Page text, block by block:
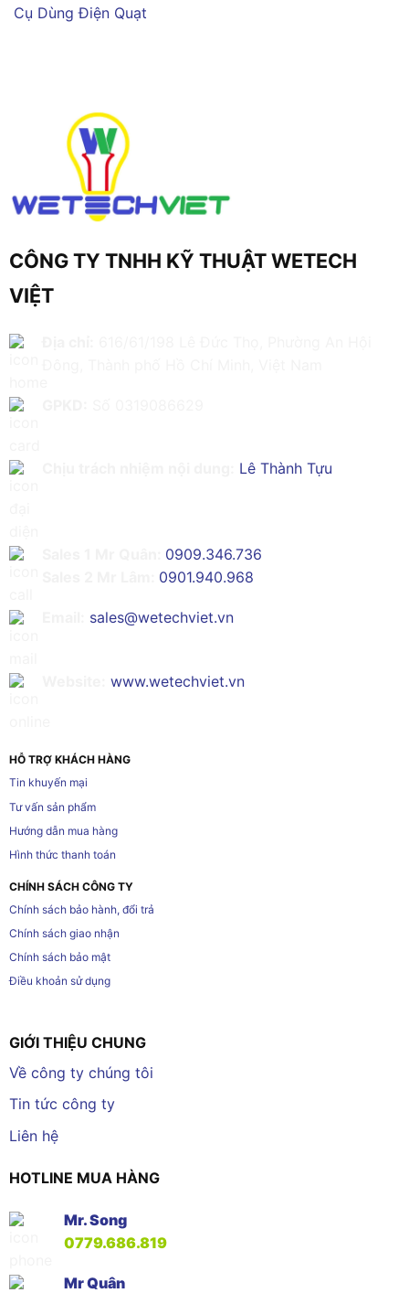
Cụ Dùng Điện Quạt
CÔNG TY TNHH KỸ THUẬT WETECH
VIỆT
Lê Thành Tựu
0909.346.736
0901.940.968
sales@wetechviet.vn
www.wetechviet.vn
HỖ TRỢ KHÁCH HÀNG
Tin khuyến mại
Tư vấn sản phẩm
Hướng dẫn mua hàng
Hình thức thanh toán
CHÍNH SÁCH CÔNG TY
Chính sách bảo hành, đổi trả
Chính sách giao nhận
Chính sách bảo mật
Điều khoản sử dụng
GIỚI THIỆU CHUNG
Về công ty chúng tôi
Tin tức công ty
Liên hệ
HOTLINE MUA HÀNG
Mr. Song
0779.686.819
Mr Quân